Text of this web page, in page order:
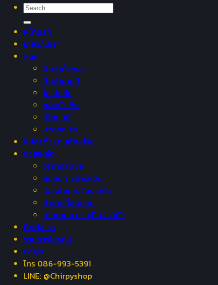
Search
for:
หน้าแรก
เกี่ยวกับเรา
สินค้า
สินค้าทั้งหมด
สินค้าขายดี
โปรโมชั่น
ชุดหน้าเด็ก
เซ็ตหุ่นดี
ปวดข้อเข่า
สมัครตัวแทนจำหน่าย
ช่วยเหลือ
วิธีการสั่งซื้อ
ยืนยันการชำระเงิน
เงื่อนไขการรับประกัน
คำถามที่พบบ่อย
นโยบายควาามเป็นส่วนตัว
ติดต่อเรา
รายการโปรด +
Login
โทร 086-993-5391
LINE: @Chirpyshop